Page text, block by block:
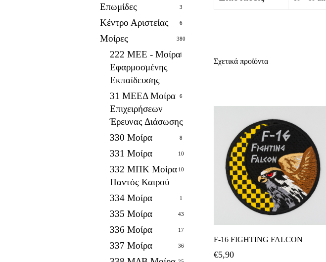
Επωμίδες 3
Κέντρο Αριστείας 6
Μοίρες 380
222 ΜΕΕ - Μοίρα
Εφαρμοσμένης
Εκπαίδευσης
1
31 ΜΕΕΔ Μοίρα
Επιχειρήσεων
Έρευνας Διάσωσης
6
330 Μοίρα 8
331 Μοίρα 10
332 ΜΠΚ Μοίρα
Παντός Καιρού
10
334 Μοίρα 1
335 Μοίρα 43
336 Μοίρα 17
337 Μοίρα 36
Σχετικά προϊόντα
F-16 FIGHTING FALCON
€5,90